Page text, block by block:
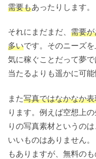
需要もあったりします。
それにまだまだ、 需要
多いです。そのニーズ
気に稼ぐことだって夢
当たるよりも遥かに可
また写真ではなかなか
ります。例えば空想上
りの写真素材というの
いいものはありません
もありますが、無料の